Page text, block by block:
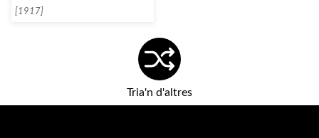
[1917]
Tria'n d'altres